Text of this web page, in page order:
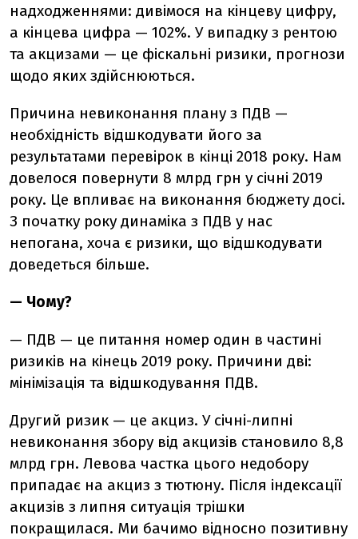
надходженнями: дивімося на кінцеву цифру,
а кінцева цифра — 102%. У випадку з рентою
та акцизами — це фіскальні ризики, прогнози
щодо яких здійснюються.
Причина невиконання плану з ПДВ —
необхідність відшкодувати його за
результатами перевірок в кінці 2018 року. Нам
довелося повернути 8 млрд грн у січні 2019
року. Це впливає на виконання бюджету досі.
З початку року динаміка з ПДВ у нас
непогана, хоча є ризики, що відшкодувати
доведеться більше.
— Чому?
— ПДВ — це питання номер один в частині
ризиків на кінець 2019 року. Причини дві:
мінімізація та відшкодування ПДВ.
Другий ризик — це акциз. У січні-липні
невиконання збору від акцизів становило 8,8
млрд грн. Левова частка цього недобору
припадає на акциз з тютюну. Після індексації
акцизів з липня ситуація трішки
покращилася. Ми бачимо відносно позитивну